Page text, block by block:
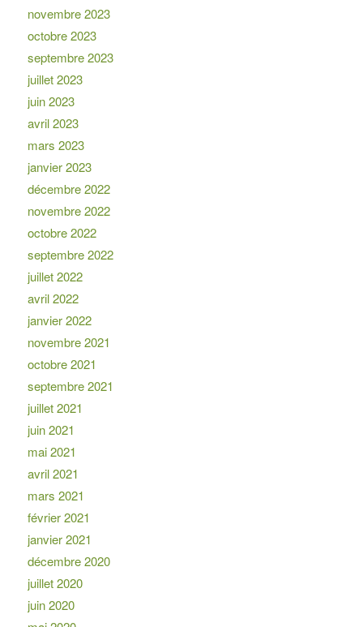
novembre 2023
octobre 2023
septembre 2023
juillet 2023
juin 2023
avril 2023
mars 2023
janvier 2023
décembre 2022
novembre 2022
octobre 2022
septembre 2022
juillet 2022
avril 2022
janvier 2022
novembre 2021
octobre 2021
septembre 2021
juillet 2021
juin 2021
mai 2021
avril 2021
mars 2021
février 2021
janvier 2021
décembre 2020
juillet 2020
juin 2020